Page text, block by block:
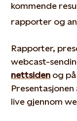
kommende
rapporter og
Rapporter,
webcast-
nettsiden og
live gjennom